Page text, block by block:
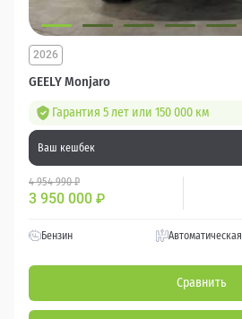
GEELY Monjaro
2026
Гарантия 5 лет или 150 000 км
Ваш кешбек
4 954 990 ₽
3 950 000 ₽
Бензин Автоматическая
Сравнить